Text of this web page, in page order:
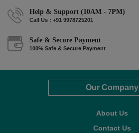
Help & Support (10AM - 7PM)
Call Us : +91 9978725201
Safe & Secure Payment
100% Safe & Secure Payment
Our Company
About Us
Contact Us